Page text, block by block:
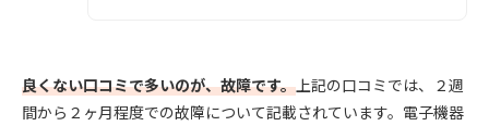
良くない口コミで多いのが、故障です。 上記の口コミでは、２週
間から２ヶ月程度での故障について記載されています。電子機器